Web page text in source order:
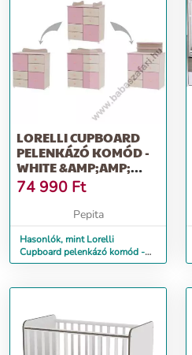
LORELLI CUPBOARD
PELENKÁZÓ KOMÓD -
WHITE &AMP;AMP;
COFFEE / FEHÉR
&AMP;AM...
74 990 Ft
Pepita
Hasonlók, mint Lorelli
Cupboard pelenkázó komód -
White &amp;amp; Coffee / Fehér